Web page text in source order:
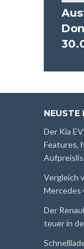
NEUSTE
Der Kia
Features,
Vergleich
Mercedes
Der
teuer in